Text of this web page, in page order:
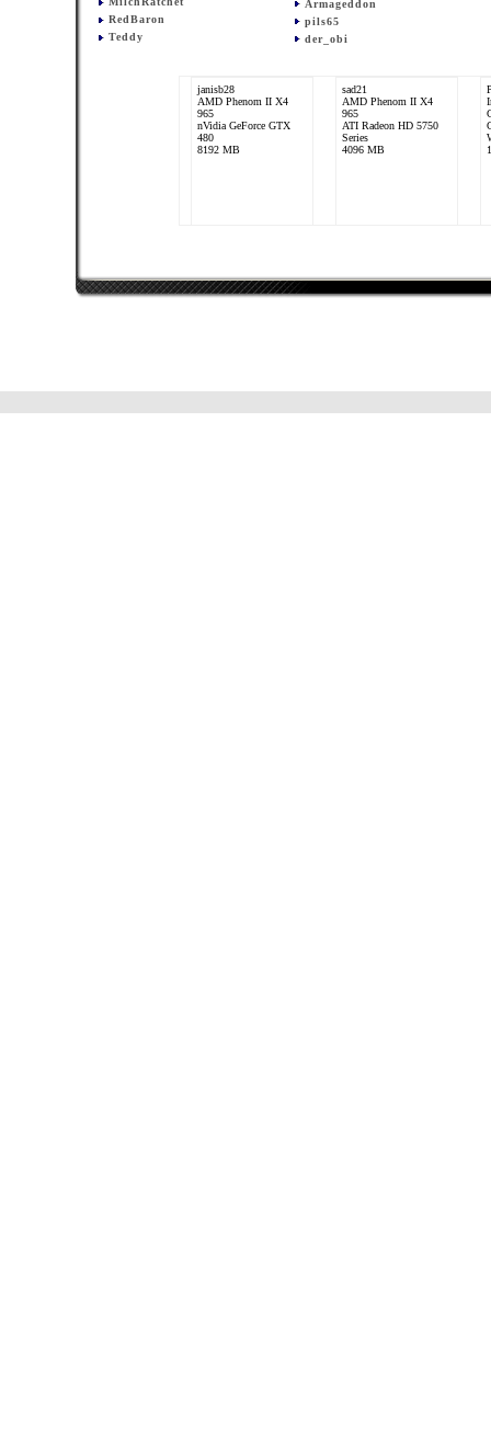
RedBaron
Teddy
Armageddon
pils65
der_obi
janisb28
AMD Phenom II X4
965
nVidia GeForce GTX
480
8192 MB
sad21
AMD Phenom II X4
965
ATI Radeon HD 5750
Series
4096 MB
ATI Radeon HD 5800
Series